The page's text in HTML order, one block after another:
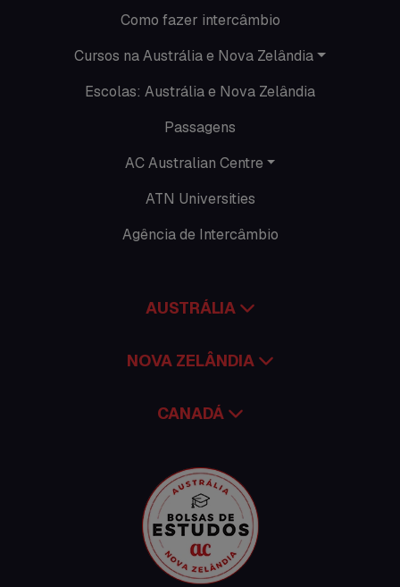
O que acontece na AC
Passeios
Promoções
Time Lapses
Como fazer intercâmbio
Cursos na Austrália e Nova Zelândia
Escolas: Austrália e Nova Zelândia
Passagens
AC Australian Centre
ATN Universities
Agência de Intercâmbio
AUSTRÁLIA
NOVA ZELÂNDIA
CANADÁ